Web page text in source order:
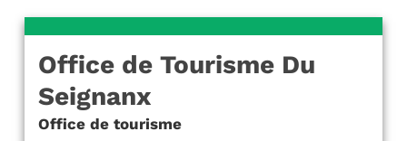
Office de Tourisme Du
Seignanx
Office de tourisme